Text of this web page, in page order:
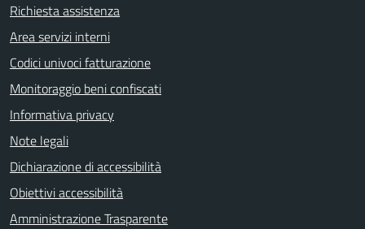
Richiesta assistenza
Area servizi interni
Codici univoci fatturazione
Monitoraggio beni confiscati
Informativa privacy
Note legali
Dichiarazione di accessibilità
Obiettivi accessibilità
Amministrazione Trasparente